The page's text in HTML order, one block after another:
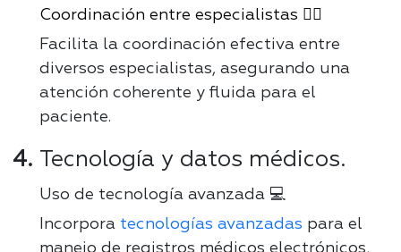
Coordinación entre especialistas 👨‍⚕️
Facilita la coordinación efectiva entre
diversos especialistas, asegurando una
atención coherente y fluida para el
paciente.
Tecnología y datos médicos.
Uso de tecnología avanzada 💻
Incorpora tecnologías avanzadas para el
manejo de registros médicos electrónicos,